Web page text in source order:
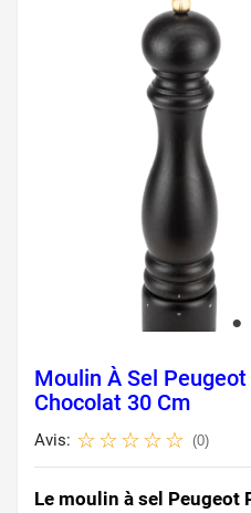
Moulin À Sel
Chocolat 30 Cm
Avis: (0)
Le moulin à sel Peugeot